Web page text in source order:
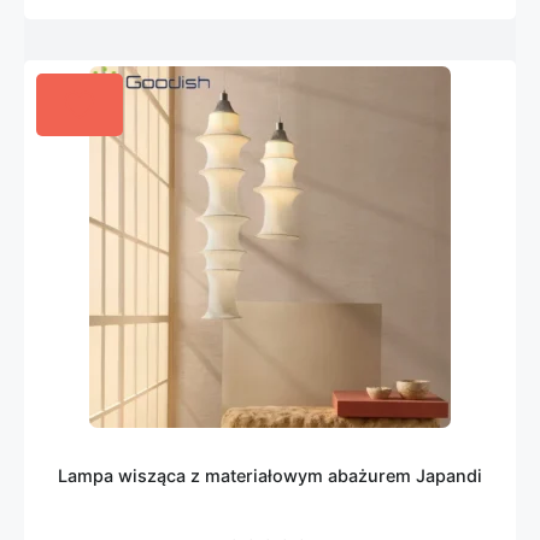
Lampa wisząca z materiałowym abażurem Japandi